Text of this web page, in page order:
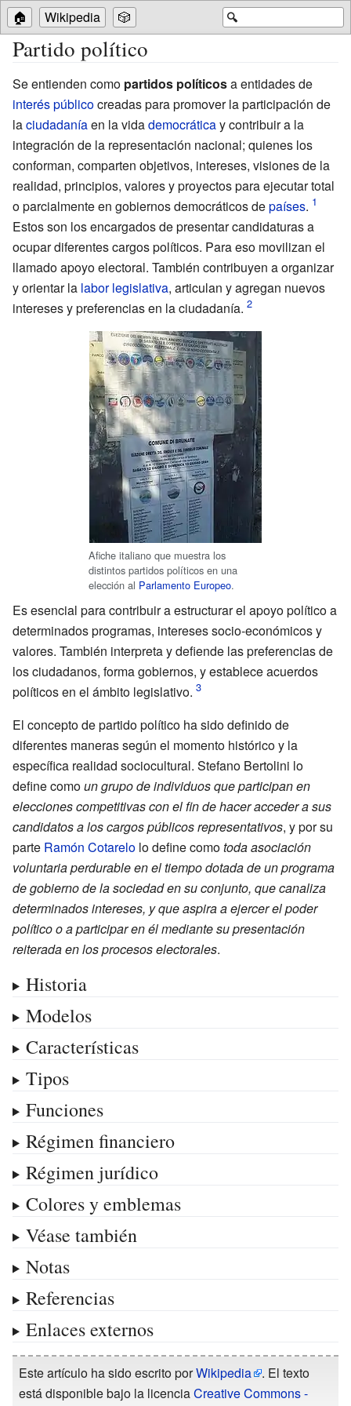
🔍
🏠 Wikipedia 🎲
Partido político
Se entienden como partidos políticosa entidades de
interés públicocreadas para promover la participación de
laciudadaníaen la vidademocráticay contribuir a la
integración de la representación nacional; quienes los
conforman, comparten objetivos, intereses, visiones de la
realidad, principios, valores y proyectos para ejecutar total
o parcialmente en gobiernos democráticos depaíses.
Estos son los encargados de presentar candidaturas a
ocupar diferentes cargos políticos. Para eso movilizan el
llamado apoyo electoral. También contribuyen a organizar
y orientar la labor legislativa, articulan y agregan nuevos
intereses y preferencias en la ciudadanía.
Afiche italiano que muestra los
distintos partidos políticos en una
elección al Parlamento Europeo.
Es esencial para contribuir a estructurar el apoyo político a
determinados programas, intereses socio-económicos y
valores. También interpreta y defiende las preferencias de
los ciudadanos, forma gobiernos, y establece acuerdos
políticos en el ámbito legislativo.
El concepto de partido político ha sido definido de
diferentes maneras según el momento histórico y la
específica realidad sociocultural. Stefano Bertolini lo
define comoun grupo de individuos que participan en
elecciones competitivas con el fin de hacer acceder a sus
candidatos a los cargos públicos representativos, y por su
parte Ramón Cotarelo lo define comotoda asociación
voluntaria perdurable en el tiempo dotada de un programa
de gobierno de la sociedad en su conjunto, que canaliza
determinados intereses, y que aspira a ejercer el poder
político o a participar en él mediante su presentación
reiterada en los procesos electorales.
Historia
Modelos
Características
Tipos
Funciones
Régimen financiero
Régimen jurídico
Colores y emblemas
Véase también
Notas
Referencias
Enlaces externos
Este artículo ha sido escrito porWikipedia
. El texto
está disponible bajo la licenciaCreative Commons -